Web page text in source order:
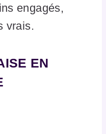
engagés,
vrais.
EN